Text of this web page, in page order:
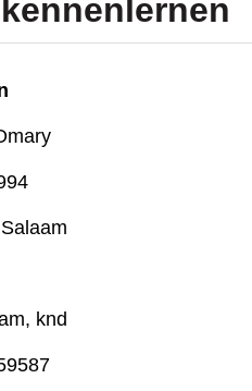
kennenlernen
knd